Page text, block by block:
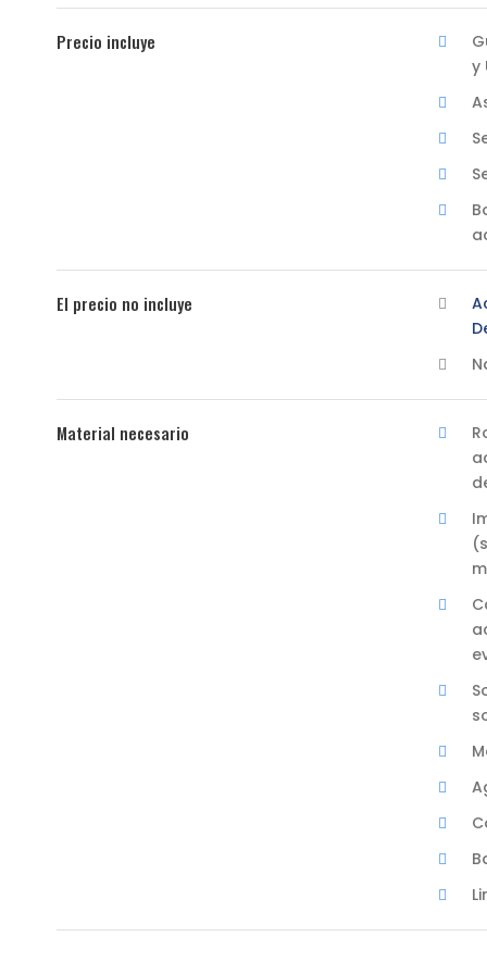
Precio incluye
y
El precio no incluye
Material necesario